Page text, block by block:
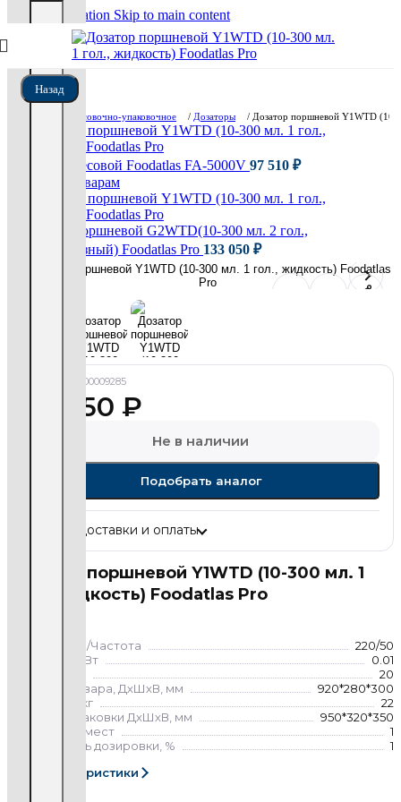
Skip to navigation Skip to main content
Назад
Фасовочно-упаковочное / Дозаторы / Дозатор поршневой Y1WTD (10-
Дозатор весовой Foodatlas FA-5000V 97 510 ₽
Назад к товарам
Дозатор поршневой G2WTD(10-300 мл. 2 гол.,
пастообразный) Foodatlas Pro 133 050 ₽
Дозатор поршневой Y1WTD (10-300 мл. 1
гол., жидкость) Foodatlas Pro
Напряжение/Частота
220/50
Мощность, кВт
0.01
20
Габариты товара, ДхШхВ, мм
920*280*300
Вес брутто, кг
22
Габариты упаковки ДхШхВ, мм
950*320*350
Количество мест
1
Погрешность дозировки, %
1
Все характеристики
УТ000009285
58 450 ₽
Не в наличии
Подобрать аналог
Условия доставки и оплаты